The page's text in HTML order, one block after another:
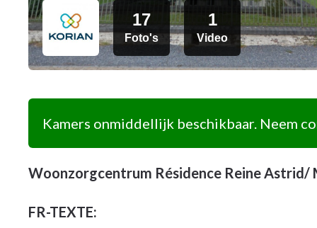
17
Foto's
1
Video
Kamers onmiddellijk beschikbaar. Neem
Woonzorgcentrum Résidence Reine Astrid/
FR-TEXTE: